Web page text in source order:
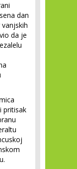
dan
da je
pritisak